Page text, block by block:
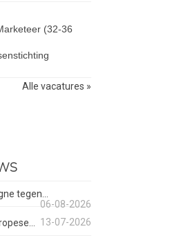
(32-36
Alle vacatures »
tegen...
06-08-2026
13-07-2026